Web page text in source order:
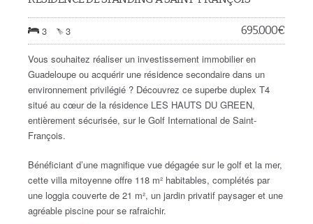
3 3 695.000€
Vous souhaitez réaliser un investissement immobilier en
Guadeloupe ou acquérir une résidence secondaire dans un
environnement privilégié ? Découvrez ce superbe duplex T4
situé au cœur de la résidence LES HAUTS DU GREEN,
entièrement sécurisée, sur le Golf International de Saint-
François.
Bénéficiant d’une magnifique vue dégagée sur le golf et la mer,
cette villa mitoyenne offre 118 m² habitables, complétés par
une loggia couverte de 21 m², un jardin privatif paysager et une
agréable piscine pour se rafraichir.